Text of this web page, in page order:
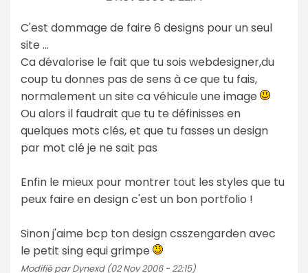
C'est dommage de faire 6 designs pour un seul
site ...
Ca dévalorise le fait que tu sois webdesigner,du
coup tu donnes pas de sens à ce que tu fais,
normalement un site ca véhicule une image
Ou alors il faudrait que tu te définisses en
quelques mots clés, et que tu fasses un design
par mot clé je ne sait pas
Enfin le mieux pour montrer tout les styles que tu
peux faire en design c'est un bon portfolio !
Sinon j'aime bcp ton design csszengarden avec
le petit sing equi grimpe
Modifié par Dynexd (02 Nov 2006 - 22:15)